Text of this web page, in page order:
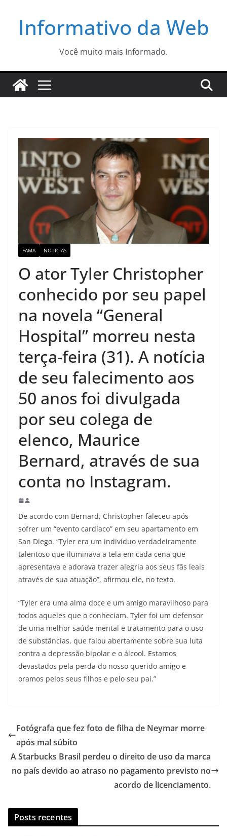
Informativo da Web
Você muito mais Informado.
FAMA NOTICIAS
O ator Tyler Christopher
conhecido por seu papel
na novela “General
Hospital” morreu nesta
terça-feira (31). A notícia
de seu falecimento aos
50 anos foi divulgada
por seu colega de
elenco, Maurice
Bernard, através de sua
conta no Instagram.
De acordo com Bernard, Christopher faleceu após
sofrer um “evento cardíaco” em seu apartamento em
San Diego. “Tyler era um indivíduo verdadeiramente
talentoso que iluminava a tela em cada cena que
apresentava e adorava trazer alegria aos seus fãs leais
através de sua atuação”, afirmou ele, no texto.
“Tyler era uma alma doce e um amigo maravilhoso para
todos aqueles que o conheciam. Tyler foi um defensor
de uma melhor saúde mental e tratamento para o uso
de substâncias, que falou abertamente sobre sua luta
contra a depressão bipolar e o álcool. Estamos
devastados pela perda do nosso querido amigo e
oramos pelos seus filhos e pelo seu pai.”
Fotógrafa que fez foto de filha de Neymar morre
após mal súbito
A Starbucks Brasil perdeu o direito de uso da marca
no país devido ao atraso no pagamento previsto no
acordo de licenciamento.
Posts recentes